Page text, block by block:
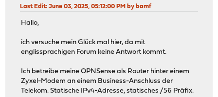
Last Edit: June 03, 2025, 05:12:00 PM by bamf
Hallo,
ich versuche mein Glück mal hier, da mit
englissprachigen Forum keine Antwort kommt.
Ich betreibe meine OPNSense als Router hinter einem
Zyxel-Modem an einem Business-Anschluss der
Telekom. Statische IPv4-Adresse, statisches /56 Präfix.